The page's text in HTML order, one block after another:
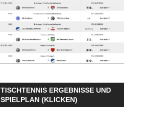
TISCHTENNIS ERGEBNISSE UND
SPIELPLAN (KLICKEN)